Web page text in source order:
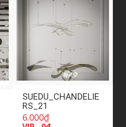
SUEDU_CHANDELIE
RS_21
6.000₫